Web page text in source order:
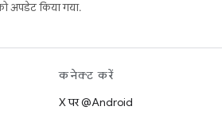
अपडेट किया गया.
कनेक्ट करें
X पर @Android